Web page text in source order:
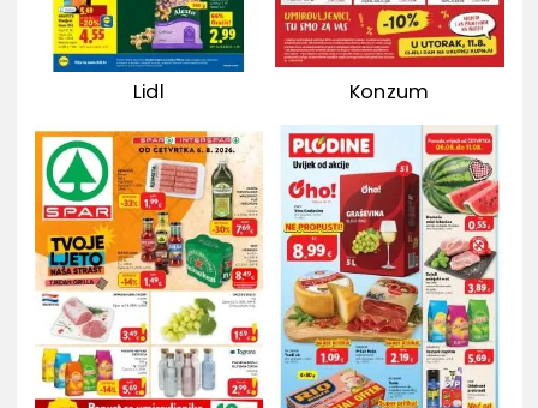
Lidl Konzum